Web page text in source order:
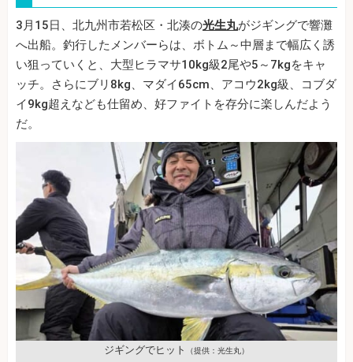
3月15日、北九州市若松区・北湊の光生丸がジギングで響灘
へ出船。釣行したメンバーらは、ボトム～中層まで幅広く誘
い狙っていくと、大型ヒラマサ10kg級2尾や5～7kgをキャ
ッチ。さらにブリ8kg、マダイ65cm、アコウ2kg級、コブダ
イ9kg超えなども仕留め、好ファイトを存分に楽しんだよう
だ。
ジギングでヒット （提供：光生丸）